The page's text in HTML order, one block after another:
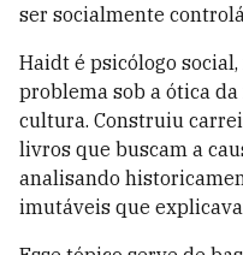
ser socialmente
Haidt é psicólogo
problema sob a ótica da
cultura. Construiu
livros que buscam a
analisando
imutáveis que